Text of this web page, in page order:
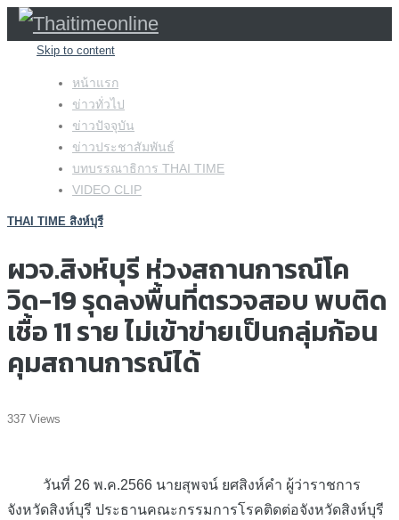
Skip to content
หน้าแรก
ข่าวทั่วไป
ข่าวปัจจุบัน
ข่าวประชาสัมพันธ์
บทบรรณาธิการ THAI TIME
VIDEO CLIP
THAI TIME สิงห์บุรี
ผวจ.สิงห์บุรี ห่วงสถานการณ์โค
วิด-19 รุดลงพื้นที่ตรวจสอบ พบติด
เชื้อ 11 ราย ไม่เข้าข่ายเป็นกลุ่มก้อน
คุมสถานการณ์ได้
337 Views
วันที่ 26 พ.ค.2566 นายสุพจน์ ยศสิงห์คำ ผู้ว่าราชการ
จังหวัดสิงห์บุรี ประธานคณะกรรมการโรคติดต่อจังหวัดสิงห์บุรี